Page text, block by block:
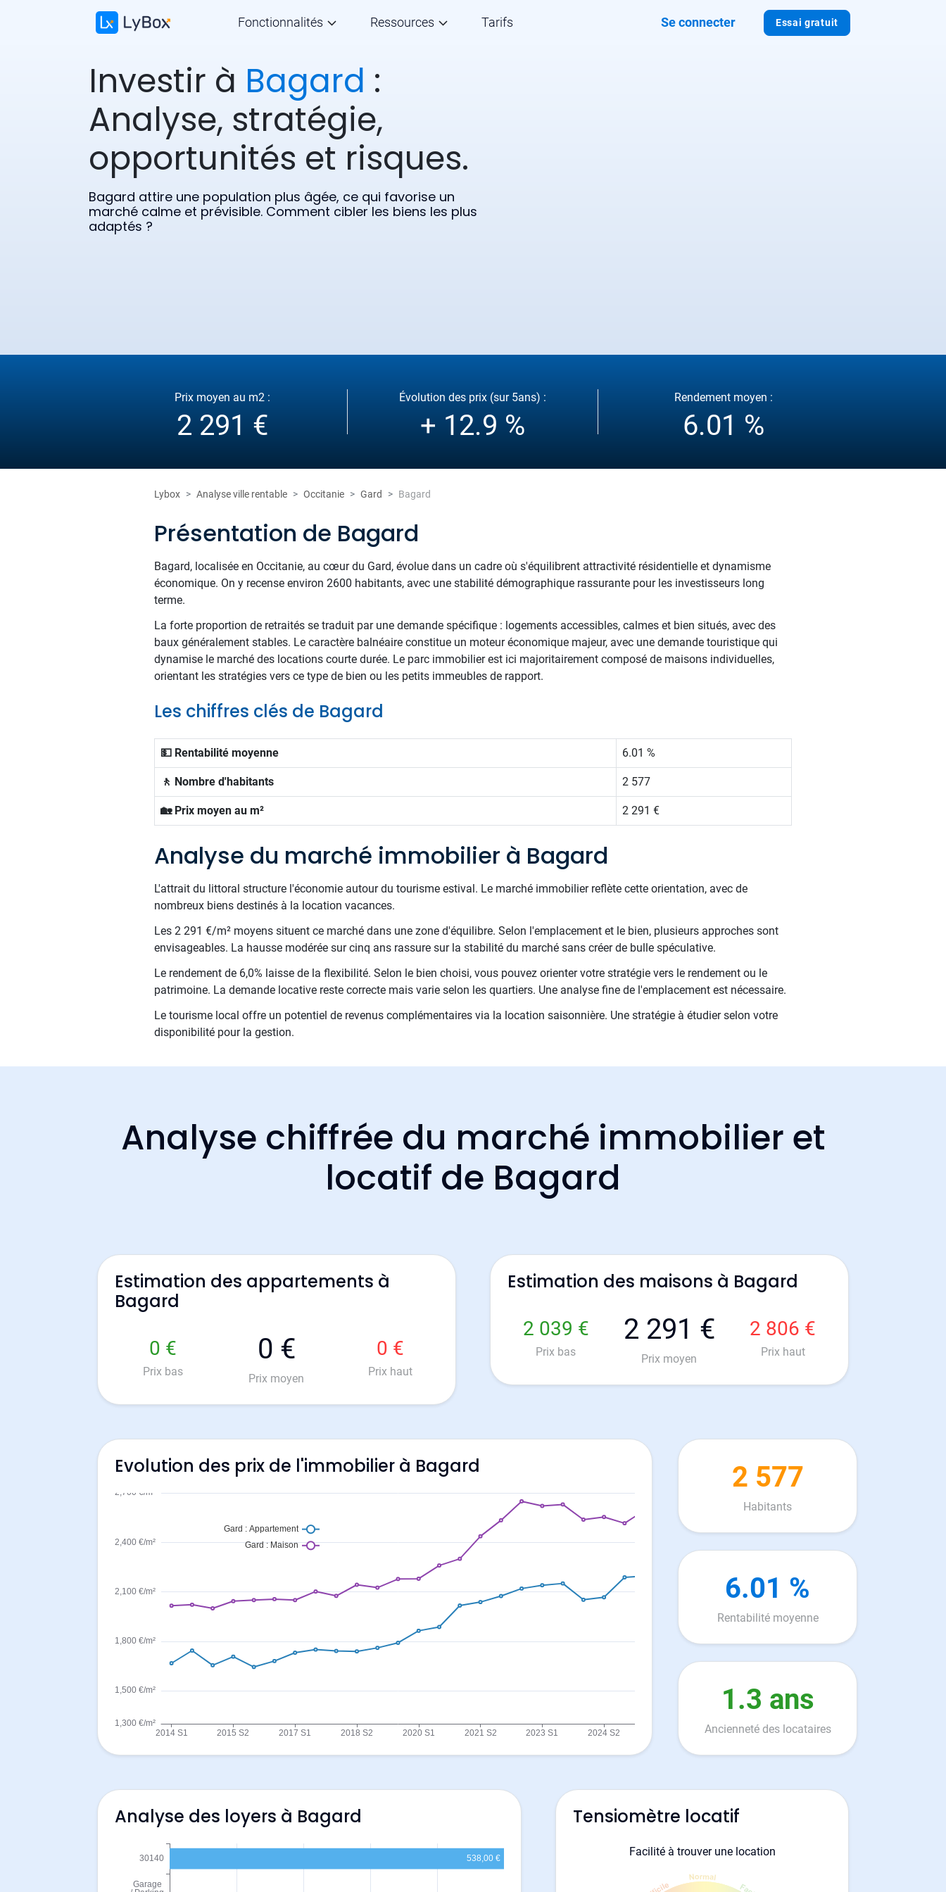
Essai gratuit
Fonctionnalités Ressources Tarifs Se connecter
Investir à Bagard :
Analyse, stratégie,
opportunités et risques.
Bagard attire une population plus âgée, ce qui favorise un
marché calme et prévisible. Comment cibler les biens les plus
adaptés ?
Prix moyen au m2 :
2 291 €
Évolution des prix (sur 5ans) :
+ 12.9 %
Rendement moyen :
6.01 %
Lybox Analyse ville rentable Occitanie Gard Bagard
Présentation de Bagard
Bagard, localisée en Occitanie, au cœur du Gard, évolue dans un cadre où s'équilibrent attractivité résidentielle et dynamisme
économique. On y recense environ 2600 habitants, avec une stabilité démographique rassurante pour les investisseurs long
terme.
La forte proportion de retraités se traduit par une demande spécifique : logements accessibles, calmes et bien situés, avec des
baux généralement stables. Le caractère balnéaire constitue un moteur économique majeur, avec une demande touristique qui
dynamise le marché des locations courte durée. Le parc immobilier est ici majoritairement composé de maisons individuelles,
orientant les stratégies vers ce type de bien ou les petits immeubles de rapport.
Les chiffres clés de Bagard
💵 Rentabilité moyenne 6.01 %
🚶 Nombre d'habitants 2 577
🏡 Prix moyen au m² 2 291 €
Analyse du marché immobilier à Bagard
L'attrait du littoral structure l'économie autour du tourisme estival. Le marché immobilier reflète cette orientation, avec de
nombreux biens destinés à la location vacances.
Les 2 291 €/m² moyens situent ce marché dans une zone d'équilibre. Selon l'emplacement et le bien, plusieurs approches sont
envisageables. La hausse modérée sur cinq ans rassure sur la stabilité du marché sans créer de bulle spéculative.
Le rendement de 6,0% laisse de la flexibilité. Selon le bien choisi, vous pouvez orienter votre stratégie vers le rendement ou le
patrimoine. La demande locative reste correcte mais varie selon les quartiers. Une analyse fine de l'emplacement est nécessaire.
Le tourisme local offre un potentiel de revenus complémentaires via la location saisonnière. Une stratégie à étudier selon votre
disponibilité pour la gestion.
Analyse chiffrée du marché immobilier et
locatif de Bagard
Estimation des appartements à
Bagard
0 €
Prix bas
0 €
Prix moyen
0 €
Prix haut
Estimation des maisons à Bagard
2 039 €
Prix bas
2 291 €
Prix moyen
2 806 €
Prix haut
Evolution des prix de l'immobilier à Bagard 2 577
Habitants
6.01 %
Rentabilité moyenne
1.3 ans
Ancienneté des locataires
Analyse des loyers à Bagard Tensiomètre locatif
Facilité à trouver une location